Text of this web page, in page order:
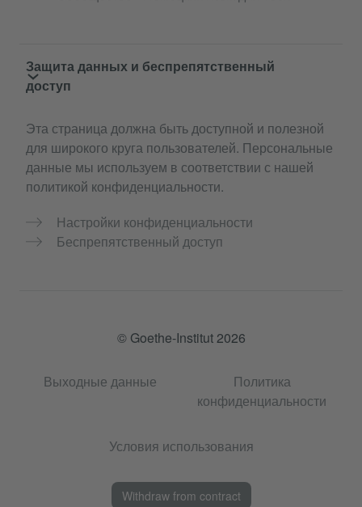
Защита данных и беспрепятственный
доступ
Эта страница должна быть доступной и полезной
для широкого круга пользователей. Персональные
данные мы используем в соответствии с нашей
политикой конфиденциальности.
Настройки конфиденциальности
Беспрепятственный доступ
© Goethe-Institut 2026
Выходные данные
Политика
конфиденциальности
Условия использования
Withdraw from contract